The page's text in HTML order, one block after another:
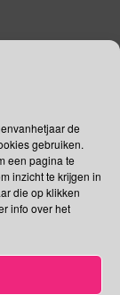
de
gebruiken.
een pagina te
inzicht te krijgen in
die op klikken
info over het
een grasveld
titel van de
Wat is
illegaal
in een